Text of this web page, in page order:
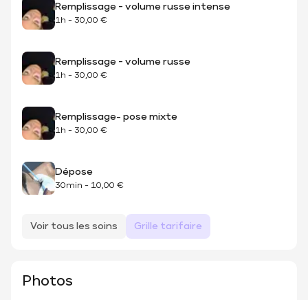
Remplissage - volume russe intense
1h - 30,00 €
Remplissage - volume russe
1h - 30,00 €
Remplissage- pose mixte
1h - 30,00 €
Dépose
30min - 10,00 €
Voir tous les soins Grille tarifaire
Photos